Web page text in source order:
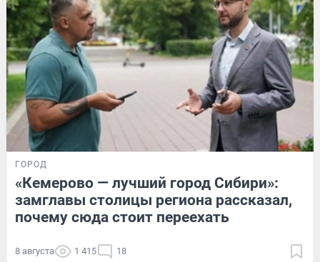
ГОРОД
«Кемерово — лучший город Сибири»:
замглавы столицы региона рассказал,
почему сюда стоит переехать
8 августа 1 415 18